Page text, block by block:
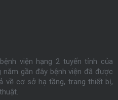
viện hạng 2 tuyến tỉnh của
năm gần đây bệnh viện đã được
về cơ sở hạ tầng, trang thiết bị,